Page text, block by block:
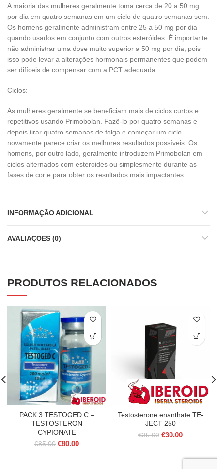
A maioria das mulheres geralmente toma cerca de 20 a 50 mg
por dia em quatro semanas em um ciclo de quatro semanas sem.
Os homens geralmente administram entre 25 a 50 mg por dia
quando usados ​​em conjunto com outros esteróides. É importante
não administrar uma dose muito superior a 50 mg por dia, pois
isso pode levar a alterações hormonais permanentes que podem
ser difíceis de compensar com a PCT adequada.
Ciclos:
As mulheres geralmente se beneficiam mais de ciclos curtos e
repetitivos usando Primobolan. Fazê-lo por quatro semanas e
depois tirar quatro semanas de folga e começar um ciclo
novamente parece criar os melhores resultados possíveis. Os
homens, por outro lado, geralmente introduzem Primobolan em
ciclos alternados com esteróides ou simplesmente durante as
fases de corte para obter os resultados mais impactantes.
INFORMAÇÃO ADICIONAL
AVALIAÇÕES (0)
PRODUTOS RELACIONADOS
PACK 3 TESTOGED C –
TESTOSTERON
CYPIONATE
€85.00 O
€80.00O
Testosterone enanthate TE-
JECT 250
€35.00 O
€30.00O
é: